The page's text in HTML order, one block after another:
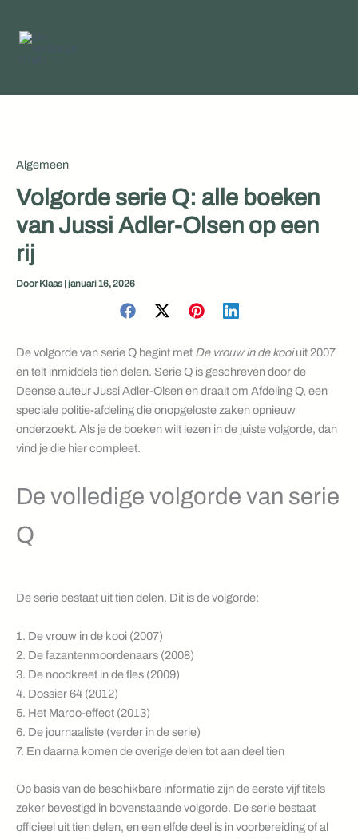
Algemeen
Volgorde serie Q: alle boeken
van Jussi Adler-Olsen op een
rij
Door Klaas januari 16, 2026
De volgorde van serie Q begint met De vrouw in de kooiuit 2007
en telt inmiddels tien delen. Serie Q is geschreven door de
Deense auteur Jussi Adler-Olsen en draait om Afdeling Q, een
speciale politie-afdeling die onopgeloste zaken opnieuw
onderzoekt. Als je de boeken wilt lezen in de juiste volgorde, dan
vind je die hier compleet.
De volledige volgorde van serie
Q
De serie bestaat uit tien delen. Dit is de volgorde:
1. De vrouw in de kooi (2007)
2. De fazantenmoordenaars (2008)
3. De noodkreet in de fles (2009)
4. Dossier 64 (2012)
5. Het Marco-effect (2013)
6. De journaaliste (verder in de serie)
7. En daarna komen de overige delen tot aan deel tien
Op basis van de beschikbare informatie zijn de eerste vijf titels
zeker bevestigd in bovenstaande volgorde. De serie bestaat
officieel uit tien delen, en een elfde deel is in voorbereiding of al